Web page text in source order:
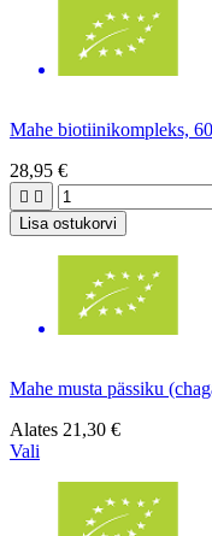
Mahe biotiinikompleks,
28,95 €
 
Lisa ostukorvi
Mahe musta pässiku
Alates 21,30 €
Vali